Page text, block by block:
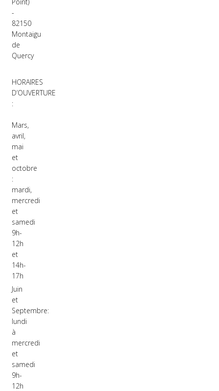
-
82150
Montaigu
de
Quercy
HORAIRES
D’OUVERTURE
:
Mars,
avril,
mai
et
octobre
:
mardi,
mercredi
et
samedi
9h-
12h
et
14h-
17h
Juin
et
Septembre:
lundi
à
mercredi
et
samedi
9h-
12h